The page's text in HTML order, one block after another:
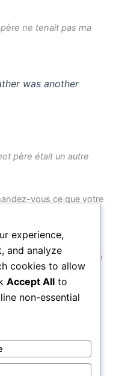
ne tenait pas ma
was another
père était un autre
vous ce que votre
du silence et des
et des leçons de vie ?
celle que vous
partagé, d’une anecdote
l’as appris ». Le plus
son propre
SUIVANT
experience,
and analyze
cookies to allow
Accept All to
non-essential